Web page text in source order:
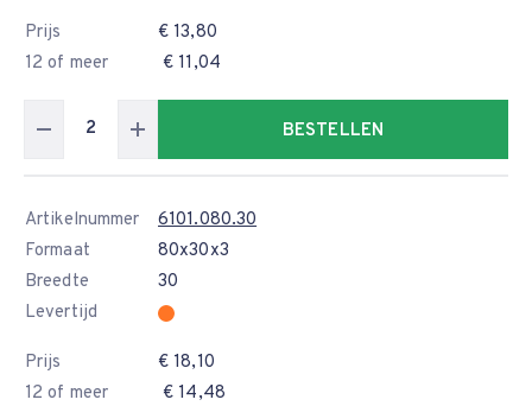
Prijs
€ 13,80
12 of meer
€ 11,04
BESTELLEN
Artikelnummer
6101.080.30
Formaat
80x30x3
Breedte
30
Levertijd
Prijs
€ 18,10
12 of meer
€ 14,48